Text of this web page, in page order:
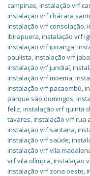
campinas,instalação vrf
instalação vrf chácara
instalação vrf consolação,
ibirapuera,instalação vrf
instalação vrf ipiranga,
paulista,instalação vrf
instalação vrf jundiaí,
instalação vrf moema,
instalação vrf pacaembú,
parque são domingos,
feliz,instalação vrf quinta
tavares,instalação vrf rua
instalação vrf santana,
instalação vrf saúde,
instalação vrf vila
vrf vila olímpia,instalação
instalação vrf zona oeste,